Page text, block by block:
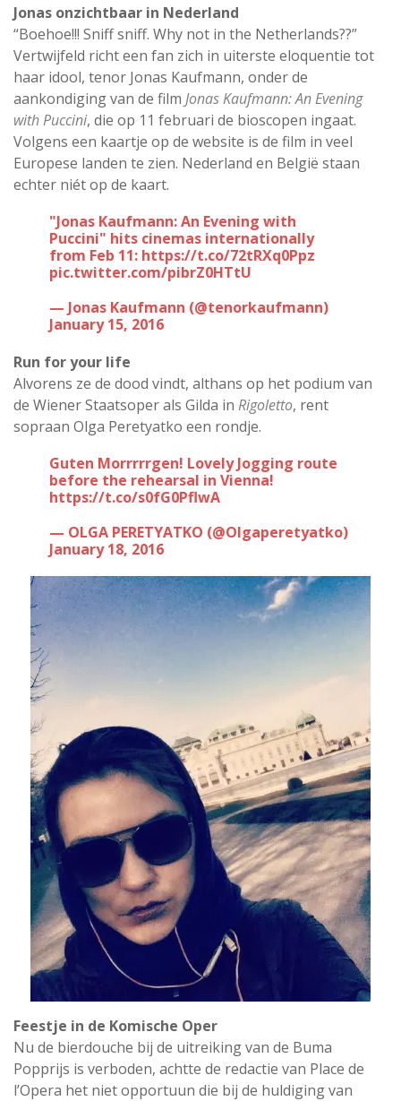
Jonas onzichtbaar in Nederland
“Boehoe!!! Sniff sniff. Why not in the Netherlands??”
Vertwijfeld richt een fan zich in uiterste eloquentie tot
haar idool, tenor Jonas Kaufmann, onder de
aankondiging van de film Jonas Kaufmann: An Evening
with Puccini, die op 11 februari de bioscopen ingaat.
Volgens een kaartje op de website is de film in veel
Europese landen te zien. Nederland en België staan
echter niét op de kaart.
"Jonas Kaufmann: An Evening with
Puccini" hits cinemas internationally
from Feb 11: https://t.co/72tRXq0Ppz
pic.twitter.com/pibrZ0HTtU
— Jonas Kaufmann (@tenorkaufmann)
January 15, 2016
Run for your life
Alvorens ze de dood vindt, althans op het podium van
de Wiener Staatsoper als Gilda in Rigoletto, rent
sopraan Olga Peretyatko een rondje.
Guten Morrrrrgen! Lovely Jogging route
before the rehearsal in Vienna!
https://t.co/s0fG0PflwA
— OLGA PERETYATKO (@Olgaperetyatko)
January 18, 2016
Feestje in de Komische Oper
Nu de bierdouche bij de uitreiking van de Buma
Popprijs is verboden, achtte de redactie van Place de
l’Opera het niet opportuun die bij de huldiging van